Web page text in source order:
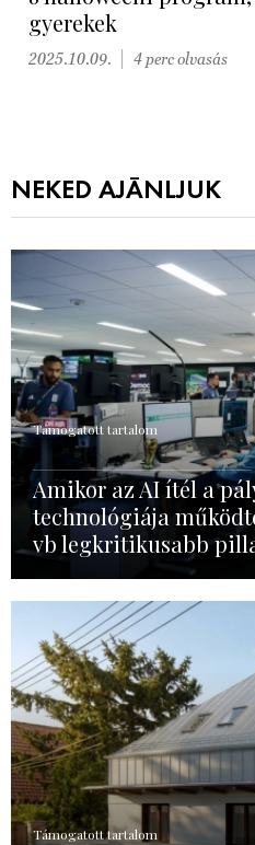
gyerekek
2025.10.09. 4 perc olvasás
NEKED AJÁNLJUK
Támogatott tartalom
Amikor az AI ítél a
technológiája
vb legkritikusabb
Támogatott tartalom